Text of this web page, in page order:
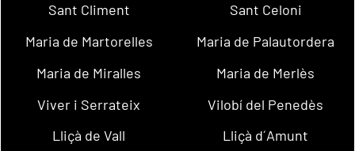
Sant Climent
Sant Celoni
Maria de Martorelles
Maria de Palautordera
Maria de Miralles
Maria de Merlès
Viver i Serrateix
Vilobí del Penedès
Lliçà de Vall
Lliçà d´Amunt